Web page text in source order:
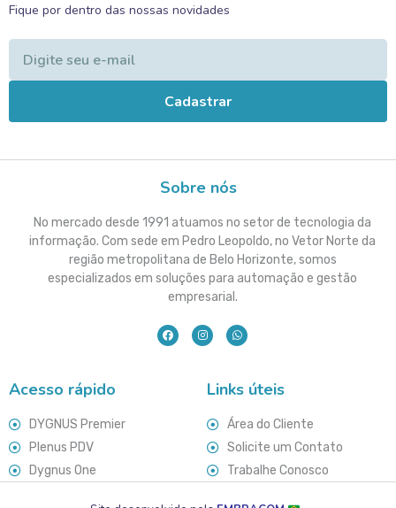
Fique por dentro das nossas novidades
Cadastrar
Sobre nós
No mercado desde 1991 atuamos no setor de tecnologia da
informação. Com sede em Pedro Leopoldo, no Vetor Norte da
região metropolitana de Belo Horizonte, somos
especializados em soluções para automação e gestão
empresarial.
Acesso rápido
DYGNUS Premier
Plenus PDV
Dygnus One
Links úteis
Área do Cliente
Solicite um Contato
Trabalhe Conosco